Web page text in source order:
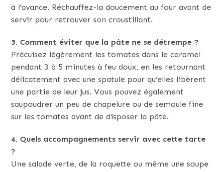
à l’avance. Réchauffez-la doucement au four avant de
servir pour retrouver son croustillant.
3. Comment éviter que la pâte ne se détrempe ?
Précuisez légèrement les tomates dans le caramel
pendant 3 à 5 minutes à feu doux, en les retournant
délicatement avec une spatule pour qu’elles libèrent
une partie de leur jus. Vous pouvez également
saupoudrer un peu de chapelure ou de semoule fine
sur les tomates avant de disposer la pâte.
4. Quels accompagnements servir avec cette tarte
?
Une salade verte, de la roquette ou même une soupe